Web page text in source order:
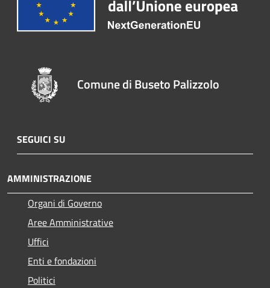
Comune di Buseto Palizzolo
SEGUICI SU
AMMINISTRAZIONE
Organi di Governo
Aree Amministrative
Uffici
Enti e fondazioni
Politici